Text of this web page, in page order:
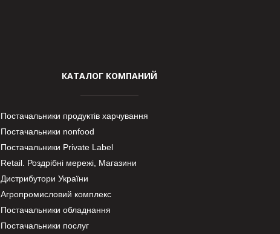
КАТАЛОГ КОМПАНИЙ
Постачальники продуктів харчування
Постачальники nonfood
Постачальники Private Label
Retail. Роздрібні мережі, Магазини
Дистрибутори України
Агропромисловий комплекс
Постачальники обладнання
Постачальники послуг